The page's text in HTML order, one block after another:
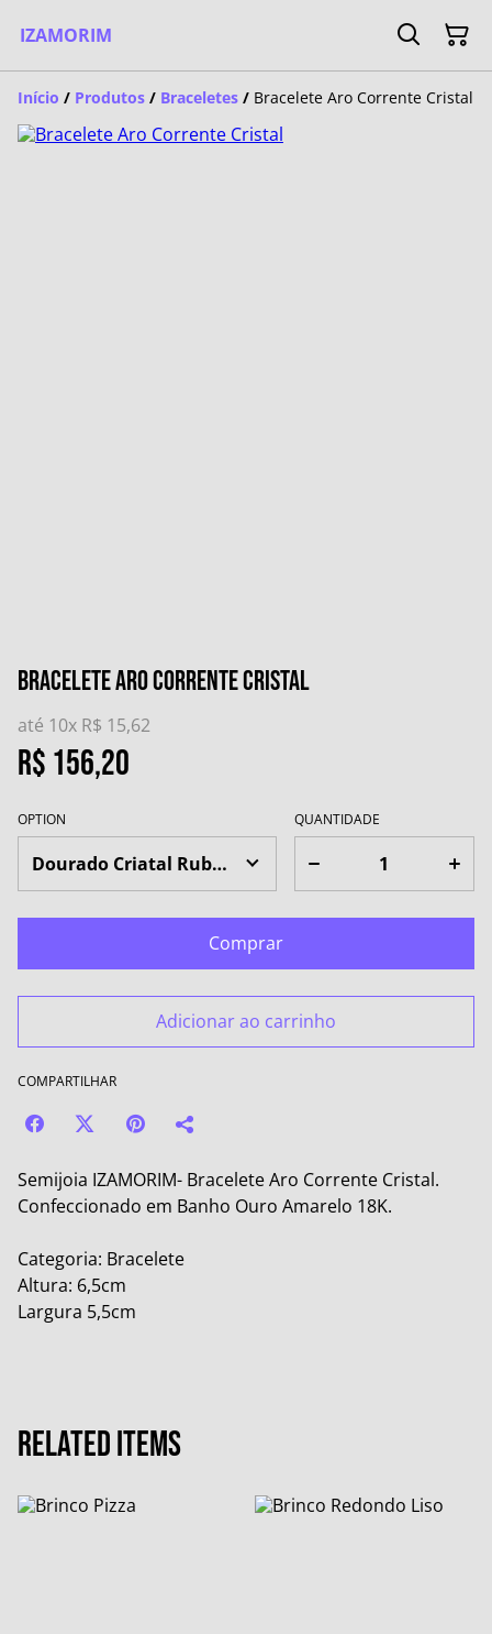
IZAMORIM
Início / Produtos / Braceletes / Bracelete Aro Corrente Cristal
Bracelete Aro Corrente Cristal
até 10x R$ 15,62
R$ 156,20
OPTION QUANTIDADE
Comprar
Adicionar ao carrinho
COMPARTILHAR
Semijoia IZAMORIM- Bracelete Aro Corrente Cristal.
Confeccionado em Banho Ouro Amarelo 18K.
Categoria: Bracelete
Altura: 6,5cm
Largura 5,5cm
Related items